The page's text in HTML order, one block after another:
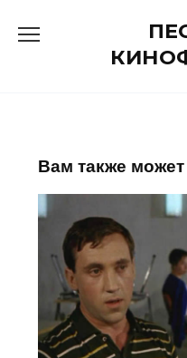
Вам также